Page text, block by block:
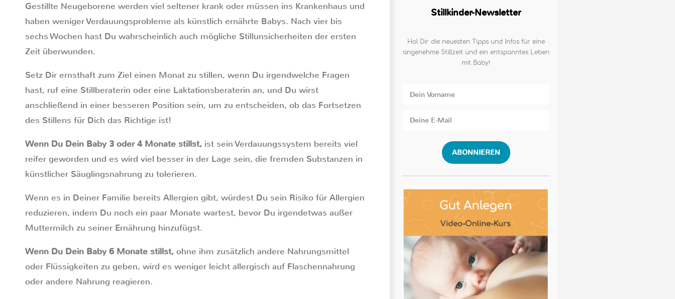
Gestillte Neugeborene werden viel seltener krank oder müssen ins Krankenhaus und
haben weniger Verdauungsprobleme als künstlich ernährte Babys. Nach vier bis
sechs Wochen hast Du wahrscheinlich auch mögliche Stillunsicherheiten der ersten
Zeit überwunden.
Setz Dir ernsthaft zum Ziel einen Monat zu stillen, wenn Du irgendwelche Fragen
hast, ruf eine Stillberaterin oder eine Laktationsberaterin an, und Du wirst
anschließend in einer besseren Position sein, um zu entscheiden, ob das Fortsetzen
des Stillens für Dich das Richtige ist!
Wenn Du Dein Baby 3 oder 4 Monate stillst, ist sein Verdauungssystem bereits viel
reifer geworden und es wird viel besser in der Lage sein, die fremden Substanzen in
künstlicher Säuglingsnahrung zu tolerieren.
Wenn es in Deiner Familie bereits Allergien gibt, würdest Du sein Risiko für Allergien
reduzieren, indem Du noch ein paar Monate wartest, bevor Du irgendetwas außer
Muttermilch zu seiner Ernährung hinzufügst.
Wenn Du Dein Baby 6 Monate stillst, ohne ihm zusätzlich andere Nahrungsmittel
oder Flüssigkeiten zu geben, wird es weniger leicht allergisch auf Flaschennahrung
oder andere Nahrung reagieren.
Stillkinder-Newsletter
Hol Dir die neuesten Tipps und Infos für eine
angenehme Stillzeit und ein entspanntes Leben
mit Baby!
ABONNIEREN